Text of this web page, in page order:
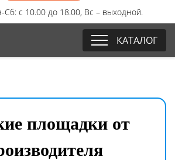
Сб: с 10.00 до 18.00, Вс – выходной.
КАТАЛОГ
площадки от